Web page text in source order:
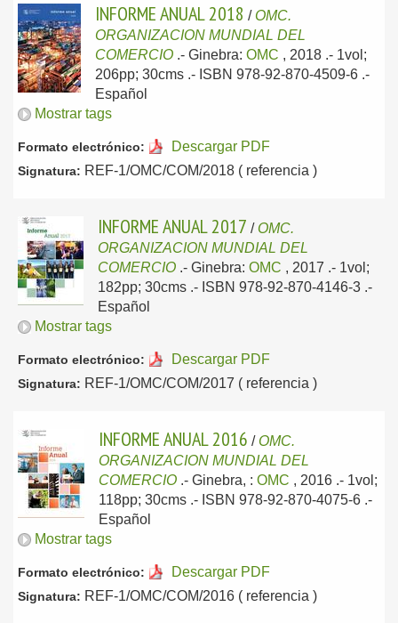
INFORME ANUAL 2018 / OMC.
ORGANIZACION MUNDIAL DEL
COMERCIO .- Ginebra: OMC , 2018 .- 1vol;
206pp; 30cms .- ISBN 978-92-870-4509-6 .-
Español
Mostrar tags
Formato electrónico: Descargar PDF
Signatura: REF-1/OMC/COM/2018 ( referencia )
INFORME ANUAL 2017 / OMC.
ORGANIZACION MUNDIAL DEL
COMERCIO .- Ginebra: OMC , 2017 .- 1vol;
182pp; 30cms .- ISBN 978-92-870-4146-3 .-
Español
Mostrar tags
Formato electrónico: Descargar PDF
Signatura: REF-1/OMC/COM/2017 ( referencia )
INFORME ANUAL 2016 / OMC.
ORGANIZACION MUNDIAL DEL
COMERCIO .- Ginebra, : OMC , 2016 .- 1vol;
118pp; 30cms .- ISBN 978-92-870-4075-6 .-
Español
Mostrar tags
Formato electrónico: Descargar PDF
Signatura: REF-1/OMC/COM/2016 ( referencia )